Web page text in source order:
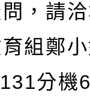
，請
組鄭
分機